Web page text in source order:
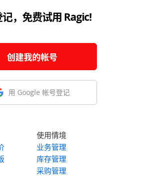
，免费试用 Ragic!
创建我的帐号
用 Google 帐号登记
使用情境
业务管理
库存管理
采购管理